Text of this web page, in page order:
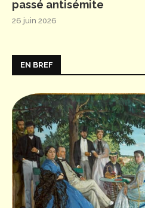
passé antisémite
26 juin 2026
EN BREF